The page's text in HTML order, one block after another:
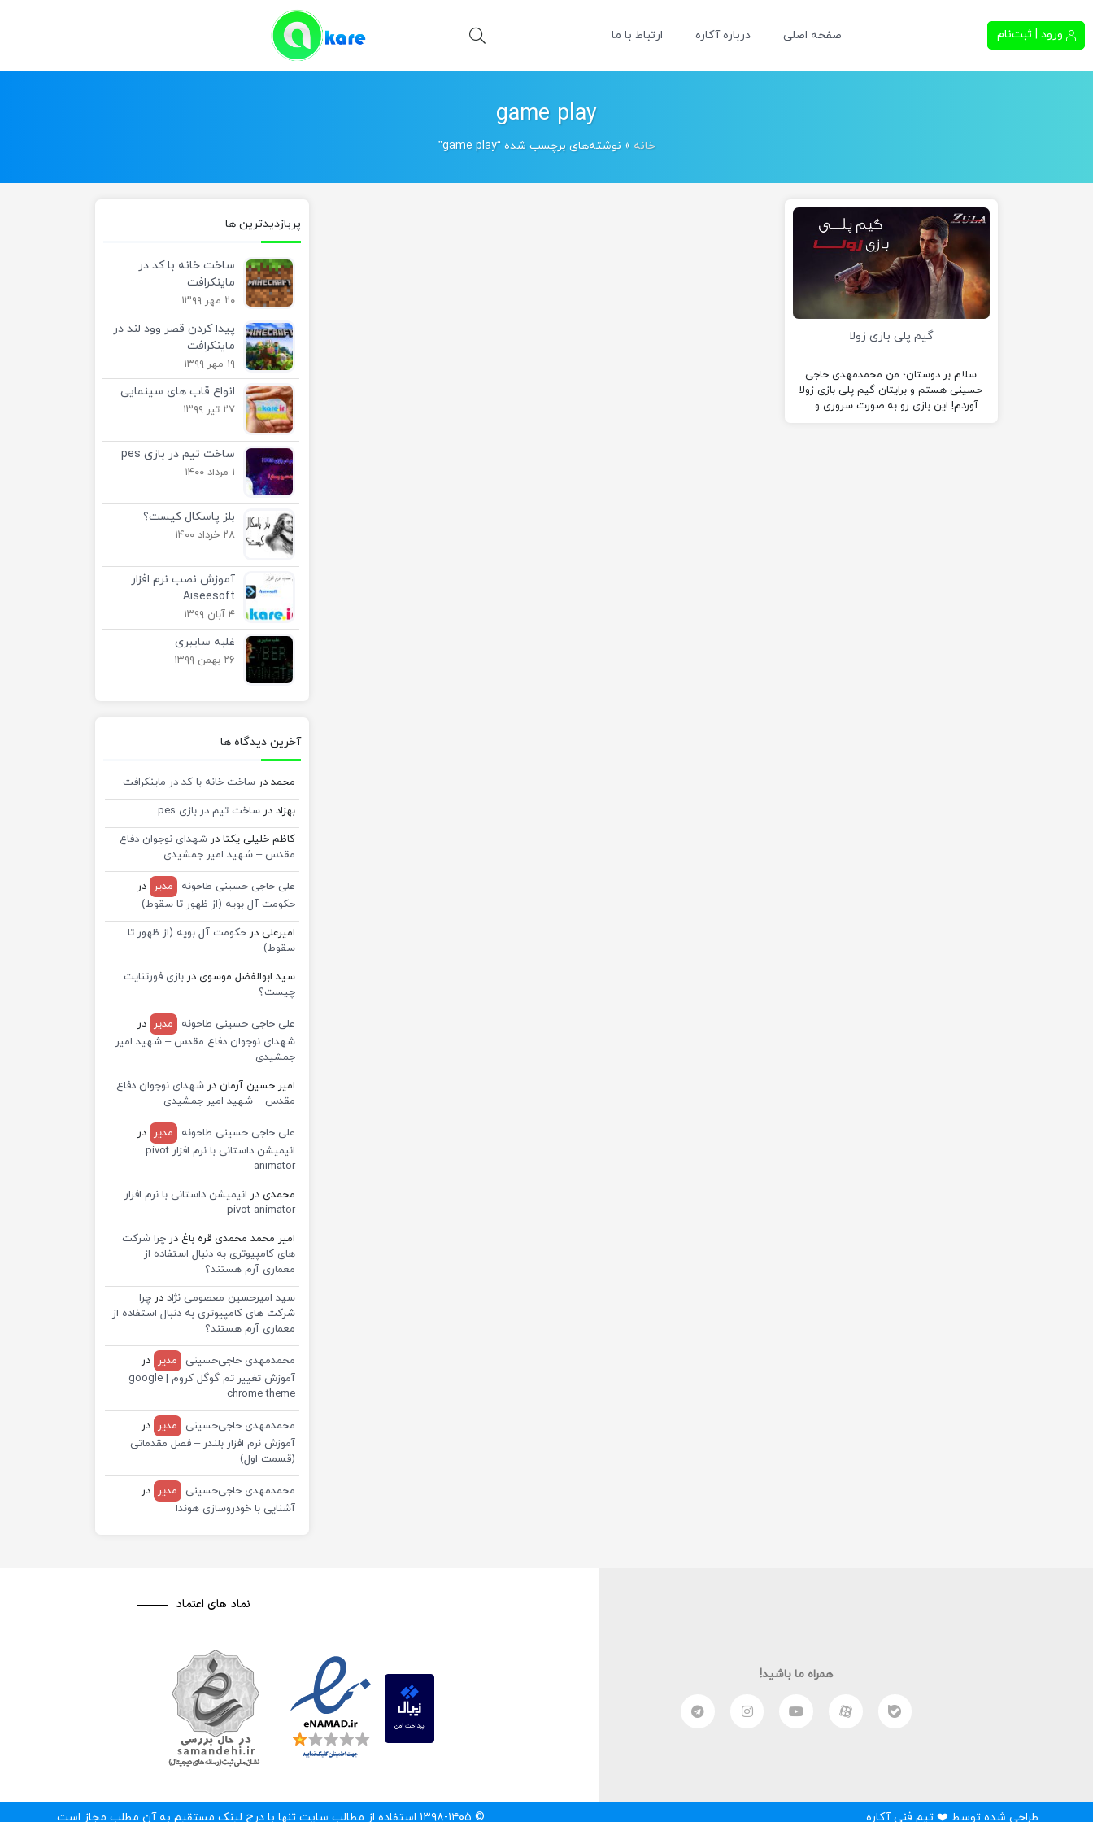
ورود | ثبت‌نام صفحه اصلی درباره آکاره ارتباط با ما
game play
خانه » نوشته‌های برچسب شده “game play”
گیم پلی بازی زولا
سلام بر دوستان؛ من محمدمهدی حاجی
حسینی هستم و برایتان گیم پلی بازی زولا
آوردم! این بازی رو به صورت سروری و…
پربازدیدترین ها
ساخت خانه با کد در
ماینکرافت
۲۰ مهر ۱۳۹۹
پیدا کردن قصر وود لند در
ماینکرافت
۱۹ مهر ۱۳۹۹
انواع قاب های سینمایی
۲۷ تیر ۱۳۹۹
ساخت تیم در بازی pes
۱ مرداد ۱۴۰۰
بلز پاسکال کیست؟
۲۸ خرداد ۱۴۰۰
آموزش نصب نرم افزار
Aiseesoft
۴ آبان ۱۳۹۹
غلبه سایبری
۲۶ بهمن ۱۳۹۹
آخرین دیدگاه ها
محمد درساخت خانه با کد در ماینکرافت
بهزاد درساخت تیم در بازی pes
کاظم خلیلی یکتا درشهدای نوجوان دفاع
مقدس – شهید امیر جمشیدی
علی حاجی حسینی طاحونه مدیر
در
حکومت آل بویه (از ظهور تا سقوط)
امیرعلی درحکومت آل بویه (از ظهور تا
سقوط)
سید ابوالفضل موسوی دربازی فورتنایت
چیست؟
علی حاجی حسینی طاحونه مدیر
در
شهدای نوجوان دفاع مقدس – شهید امیر
جمشیدی
امیر حسین آرمان درشهدای نوجوان دفاع
مقدس – شهید امیر جمشیدی
علی حاجی حسینی طاحونه مدیر
در
انیمیشن داستانی با نرم افزار pivot
animator
محمدی در انیمیشن داستانی با نرم افزار
pivot animator
امیر محمد محمدی قره باغ درچرا شرکت
های کامپیوتری به دنبال استفاده از
معماری آرم هستند؟
سید امیرحسین معصومی نژاد درچرا
شرکت های کامپیوتری به دنبال استفاده از
معماری آرم هستند؟
محمدمهدی حاجی‌حسینی مدیر
در
آموزش تغییر تم گوگل کروم | google
chrome theme
محمدمهدی حاجی‌حسینی مدیر
در
آموزش نرم افزار بلندر – فصل مقدماتی
(قسمت اول)
محمدمهدی حاجی‌حسینی مدیر
در
آشنایی با خودروسازی هوندا
همراه ما باشید!
نماد های اعتماد
طراحی شده توسط ❤️ تیم فنی آکاره © ۱۳۹۸-۱۴۰۵ استفاده از مطالب سایت تنها با درج لینک مستقیم به آن مطلب مجاز است.‌